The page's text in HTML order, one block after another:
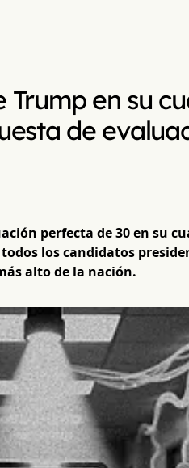
en su
de
perfecta de 30 en su
los candidatos
alto de la nación.